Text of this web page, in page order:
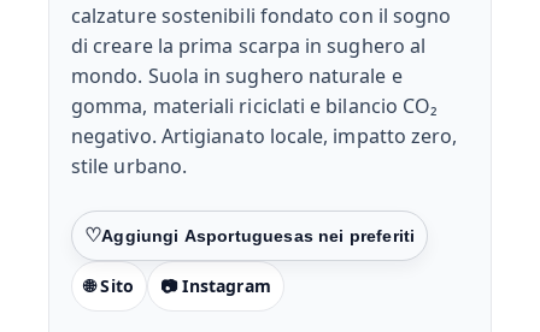
calzature sostenibili fondato con il sogno
di creare la prima scarpa in sughero al
mondo. Suola in sughero naturale e
gomma, materiali riciclati e bilancio CO₂
negativo. Artigianato locale, impatto zero,
stile urbano.
Preferiti
🌐 Sito 📷 Instagram